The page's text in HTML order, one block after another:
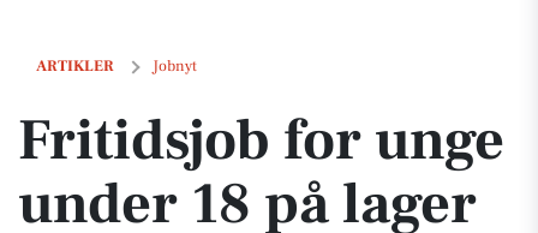
ARTIKLER Jobnyt
Fritidsjob for unge under 18 på lager hos populær online urbutik
Fritidsjob for unge
under 18 på lager